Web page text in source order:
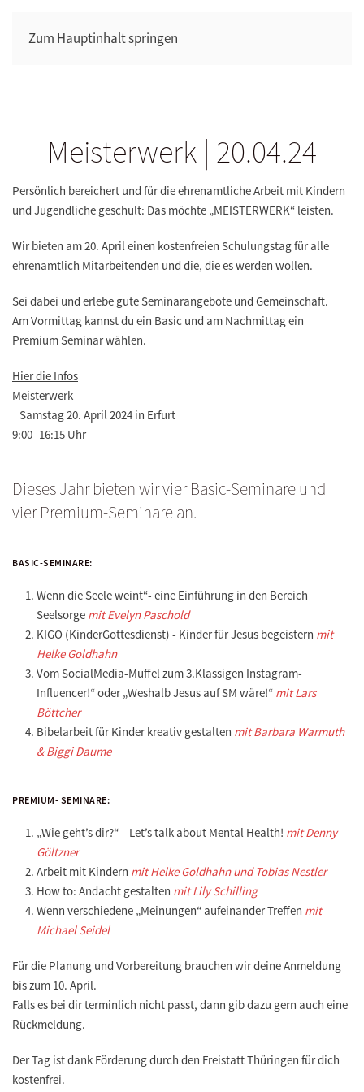
Zum Hauptinhalt springen
Meisterwerk | 20.04.24
Persönlich bereichert und für die ehrenamtliche Arbeit mit Kindern
und Jugendliche geschult: Das möchte „MEISTERWERK“ leisten.
Wir bieten am20. April einen kostenfreien Schulungstagfür alle
ehrenamtlich Mitarbeitenden und die, die es werden wollen.
Sei dabei und erlebe gute Seminarangebote und Gemeinschaft.
Am Vormittag kannst du ein Basic und am Nachmittag ein
Premium Seminar wählen.
Hier die Infos
Meisterwerk
Samstag 20. April 2024 in Erfurt
9:00 -16:15 Uhr
Dieses Jahr bieten wir vier Basic-Seminare und
vier Premium-Seminare an.
BASIC-SEMINARE:
Wenn die Seele weint“- eine Einführung in den Bereich
Seelsorge mit Evelyn Paschold
KIGO (KinderGottesdienst) - Kinder für Jesus begeistern mit
Helke Goldhahn
Vom SocialMedia-Muffel zum 3.Klassigen Instagram-
Influencer!“ oder „Weshalb Jesus auf SM wäre!“ mit Lars
Böttcher
Bibelarbeit für Kinder kreativ gestalten mit Barbara Warmuth
& Biggi Daume
PREMIUM- SEMINARE:
„Wie geht’s dir?“ – Let’s talk about Mental Health! mit Denny
Göltzner
Arbeit mit Kindern mit Helke Goldhahn und Tobias Nestler
How to: Andacht gestalten mit Lily Schilling
Wenn verschiedene „Meinungen“ aufeinander Treffen mit
Michael Seidel
Für die Planung und Vorbereitung brauchen wir deineAnmeldung
bis zum 10. April.
Falls es bei dir terminlich nicht passt, dann gib dazu gern auch eine
Rückmeldung.
Der Tag ist dank Förderung durch den Freistatt Thüringen für dich
kostenfrei.